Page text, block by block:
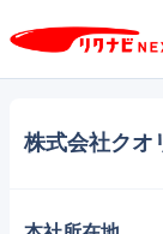
株式会社クオ